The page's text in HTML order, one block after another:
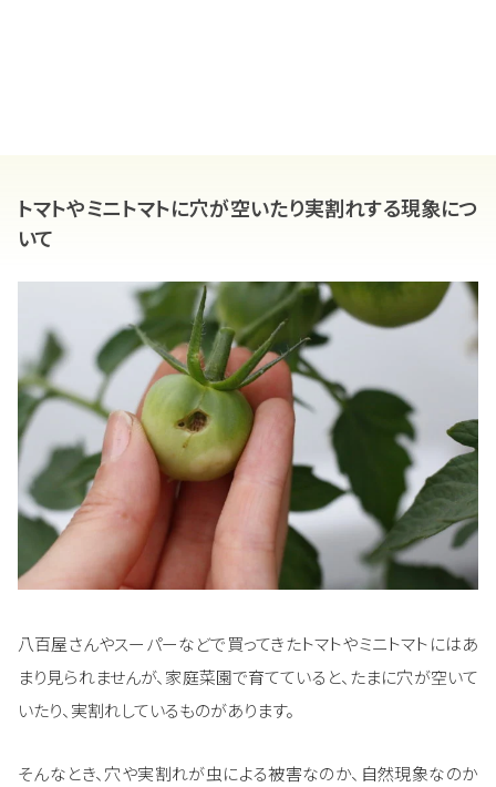
トマトやミニトマトに穴が空いたり実割れする現象につ
いて
八百屋さんやスーパーなどで買ってきたトマトやミニトマトにはあ
まり見られませんが、家庭菜園で育てていると、たまに穴が空いて
いたり、実割れしているものがあります。
そんなとき、穴や実割れが虫による被害なのか、自然現象なのか